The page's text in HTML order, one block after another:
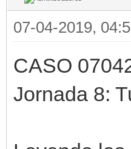
07-04-2019,
CASO
Jornada 8: